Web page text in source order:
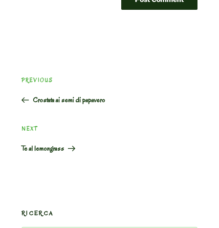
navigation
Previous
PREVIOUS
Crostata ai semi di papavero
Next
NEXT
Te al lemongrass
RICERCA